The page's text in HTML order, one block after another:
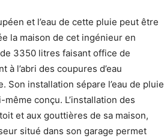
et l’eau de cette pluie peut être
la maison de cet ingénieur en
3350 litres faisant office de
l’abri des coupures d’eau
Son installation sépare l’eau de pluie
conçu. L’installation des
et aux gouttières de sa maison,
situé dans son garage permet